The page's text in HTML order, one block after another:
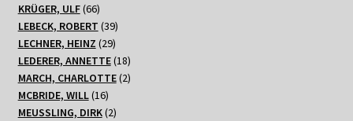
Produkte
KRÜGER, ULF 6666
Produkte
LEBECK, ROBERT 3939
Produkte
LECHNER, HEINZ 2929
Produkte
LEDERER, ANNETTE 1818
Produkte
MARCH, CHARLOTTE 22
MCBRIDE, WILL 1616
Produkte
MEUSSLING, DIRK 22